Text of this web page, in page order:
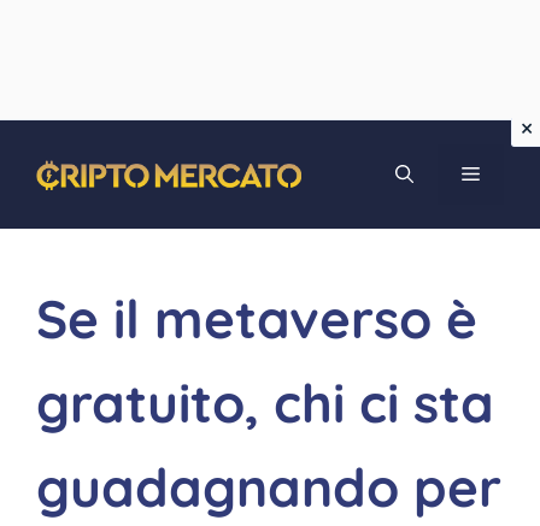
contenuto
MENU
Se il metaverso è
gratuito, chi ci sta
guadagnando per